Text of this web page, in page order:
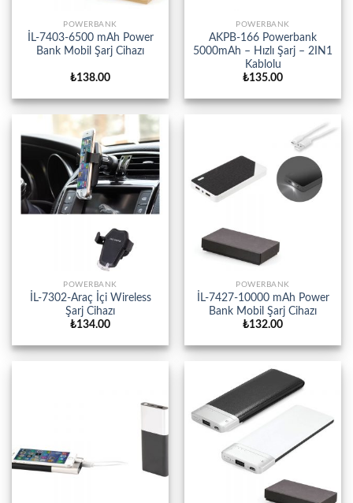
POWERBANK
İL-7403-6500 mAh Power
Bank Mobil Şarj Cihazı
₺138.00
POWERBANK
AKPB-166 Powerbank
5000mAh – Hızlı Şarj – 2IN1
Kablolu
₺135.00
POWERBANK
İL-7302-Araç İçi Wireless
Şarj Cihazı
₺134.00
POWERBANK
İL-7427-10000 mAh Power
Bank Mobil Şarj Cihazı
₺132.00